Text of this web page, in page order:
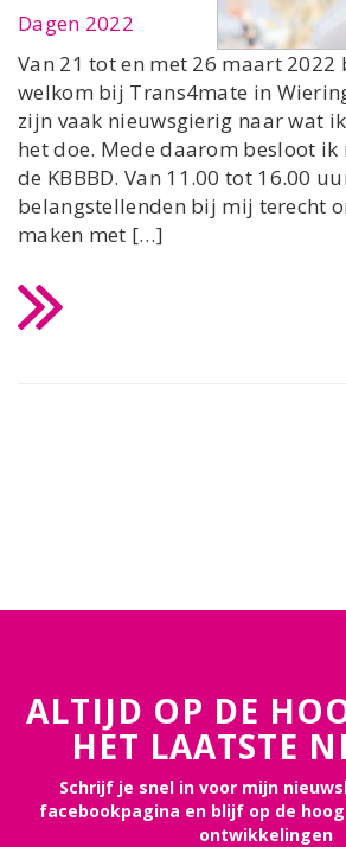
Dagen 2022
Van 21 tot en met 26 maart 2022
welkom bij Trans4mate in
zijn vaak nieuwsgierig naar wat
het doe. Mede daarom besloot ik
de KBBBD. Van 11.00 tot 16.00
belangstellenden bij mij terecht
maken met […]
ALTIJD OP DE
HET LAATSTE
Schrijf je snel in voor mijn
facebookpagina en blijf op de
ontwikkelingen